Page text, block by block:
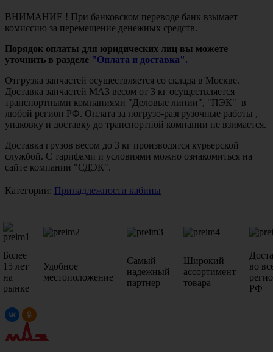
ВНИМАНИЕ ! При банковском переводе банк взымает
комиссию за перемещение денежных средств.
Порядок оплаты для юридических лиц вы можете
уточнить в разделе "Оплата и доставка".
Отгрузка запчастей осуществляется со склада в Москве.
Доставка запчастей МАЗ весом от 3 кг осуществляется
транспортными компаниями "Деловые линии", "ПЭК" в
любой регион РФ. Оплата за погрузо-разгрузочные работы ,
упаковку и доставку до транспортной компании не взимается.
Доставка грузов весом до 3 кг производятся курьерской
службой. С тарифами и условиями можно ознакомиться на
сайте компании "СДЭК".
Категории: Принадлежности кабины
Более
15 лет
на
рынке
Удобное
местоположение
Самый
надежный
партнер
Широкий
ассортимент
товара
во
РФ